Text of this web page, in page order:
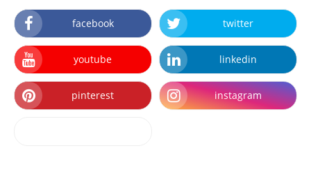
facebook twitter
youtube linkedin
pinterest instagram